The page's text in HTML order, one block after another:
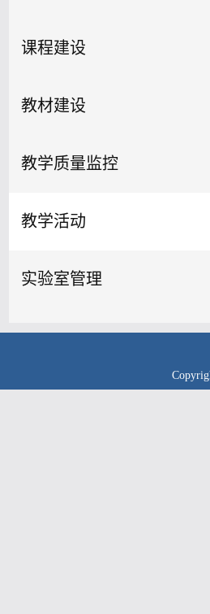
课程建设
教材建设
教学质量监控
教学活动
实验室管理